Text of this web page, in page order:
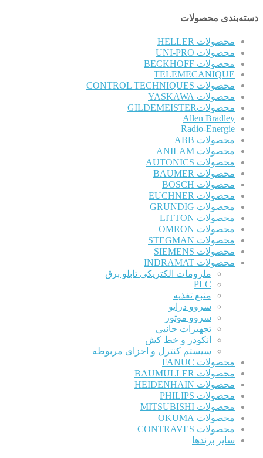
دسته‌بندی محصولات
محصولات HELLER
محصولات UNI-PRO
محصولات BECKHOFF
TELEMECANIQUE
محصولات CONTROL TECHNIQUES
محصولات YASKAWA
محصولاتGILDEMEISTER
Allen Bradley
Radio-Energie
محصولات ABB
محصولات ANILAM
محصولات AUTONICS
محصولات BAUMER
محصولات BOSCH
محصولات EUCHNER
محصولات GRUNDIG
محصولات LITTON
محصولات OMRON
محصولات STEGMAN
محصولات SIEMENS
محصولات INDRAMAT
ملزومات الکتریکی تابلو برق
PLC
منبع تغذیه
سروو درایو
سروو موتور
تجهیزات جانبی
انکودر و خط کش
سیستم کنترل و اجزای مربوطه
محصولات FANUC
محصولات BAUMULLER
محصولات HEIDENHAIN
محصولات PHILIPS
محصولات MITSUBISHI
محصولات OKUMA
محصولات CONTRAVES
سایر برندها